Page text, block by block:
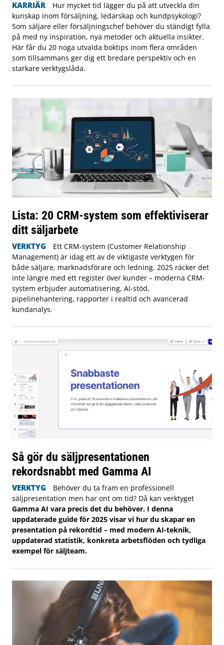
KARRIÄR
Hur mycket tid lägger du på att utveckla din
kunskap inom försäljning, ledarskap och kundpsykologi?
Som säljare eller försäljningschef behöver du ständigt fylla
på med ny inspiration, nya metoder och aktuella insikter.
Här får du 20 noga utvalda boktips inom flera områden
som tillsammans ger dig ett bredare perspektiv och en
starkare verktygslåda.
Lista: 20 CRM-system som effektiviserar
ditt säljarbete
VERKTYG
Ett CRM-system (Customer Relationship
Management) är idag ett av de viktigaste verktygen för
både säljare, marknadsförare och ledning. 2025 räcker det
inte längre med ett register över kunder – moderna CRM-
system erbjuder automatisering, AI-stöd,
pipelinehantering, rapporter i realtid och avancerad
kundanalys.
Så gör du säljpresentationen
rekordsnabbt med Gamma AI
VERKTYG
Behöver du ta fram en professionell
säljpresentation men har ont om tid? Då kan verktyget
Gamma AI vara precis det du behöver. I denna
uppdaterade guide för 2025 visar vi hur du skapar en
presentation på rekordtid – med modern AI-teknik,
uppdaterad statistik, konkreta arbetsflöden och tydliga
exempel för säljteam.